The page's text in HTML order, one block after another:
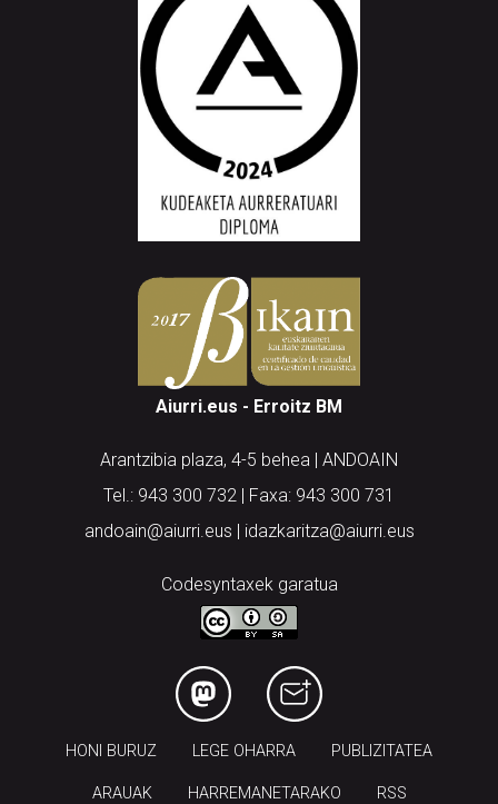
Aiurri.eus - Erroitz BM
Arantzibia plaza, 4-5 behea | ANDOAIN
Tel.: 943 300 732 | Faxa: 943 300 731
andoain@aiurri.eus | idazkaritza@aiurri.eus
Codesyntaxek garatua
HONI BURUZ LEGE OHARRA PUBLIZITATEA
ARAUAK HARREMANETARAKO RSS